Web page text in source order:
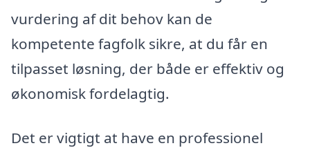
vurdering af dit behov kan de
kompetente fagfolk sikre, at du får en
tilpasset løsning, der både er effektiv og
økonomisk fordelagtig.
Det er vigtigt at have en professionel